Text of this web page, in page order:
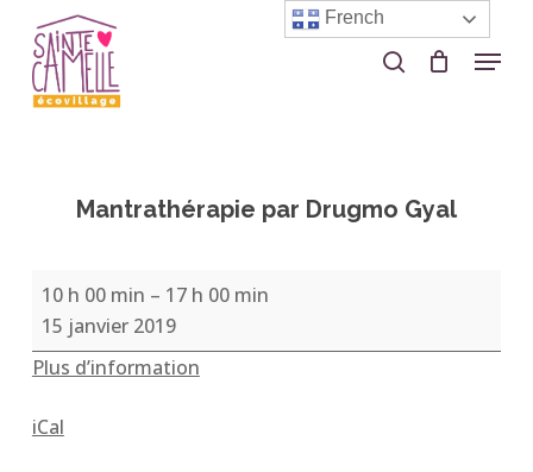
main
content
search Menu
Mantrathérapie par Drugmo Gyal
Mantrathérapie
par
Drugmo
Gyal
10 h 00 min – 17 h 00 min
15 janvier 2019
Plus d’information
iCal
Close
French